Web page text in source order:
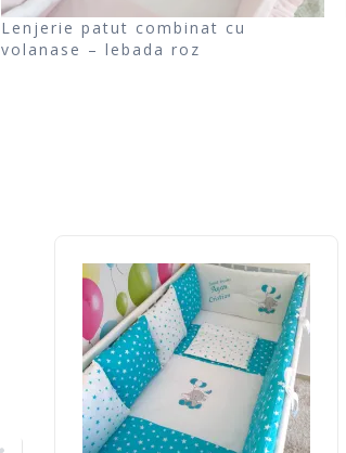
Lenjerie patut combinat cu
volanase – lebada roz